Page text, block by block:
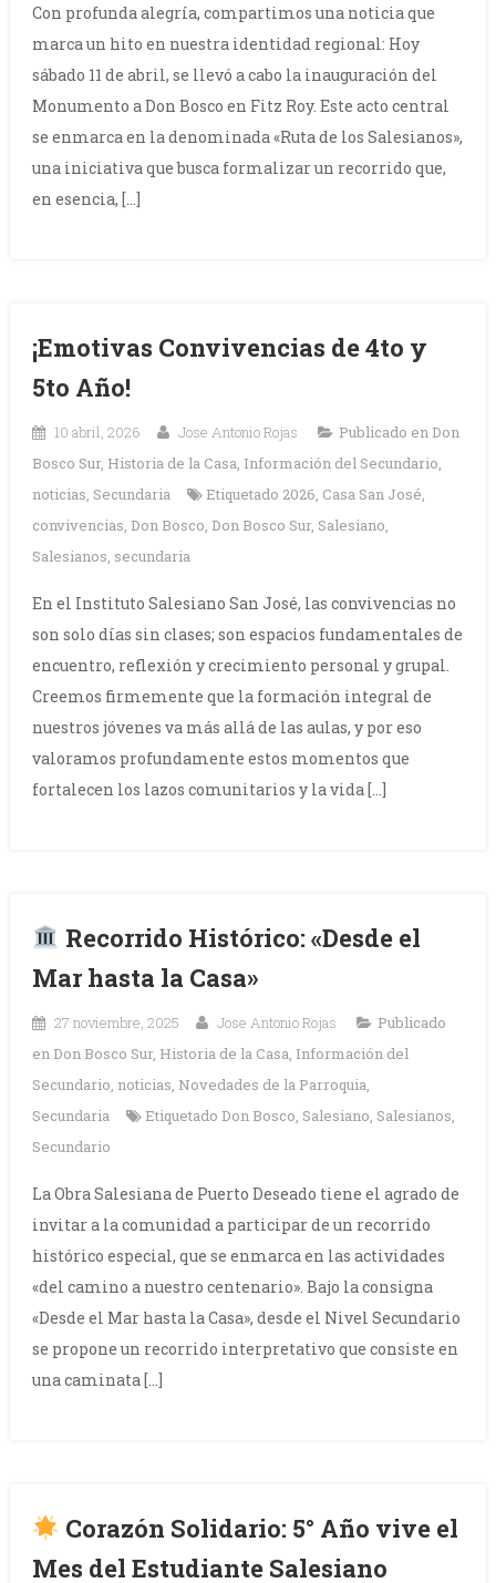
Con profunda alegría, compartimos una noticia que
marca un hito en nuestra identidad regional: Hoy
sábado 11 de abril, se llevó a cabo la inauguración del
Monumento a Don Bosco en Fitz Roy. Este acto central
se enmarca en la denominada «Ruta de los Salesianos»,
una iniciativa que busca formalizar un recorrido que,
en esencia, […]
¡Emotivas Convivencias de 4to y
5to Año!
10 abril, 2026 Jose Antonio Rojas Publicado en Don
Bosco Sur, Historia de la Casa, Información del Secundario,
noticias, Secundaria Etiquetado 2026, Casa San José,
convivencias, Don Bosco, Don Bosco Sur, Salesiano,
Salesianos, secundaria
En el Instituto Salesiano San José, las convivencias no
son solo días sin clases; son espacios fundamentales de
encuentro, reflexión y crecimiento personal y grupal.
Creemos firmemente que la formación integral de
nuestros jóvenes va más allá de las aulas, y por eso
valoramos profundamente estos momentos que
fortalecen los lazos comunitarios y la vida […]
Recorrido Histórico: «Desde el
Mar hasta la Casa»
27 noviembre, 2025 Jose Antonio Rojas
Publicado
en Don Bosco Sur, Historia de la Casa, Información del
Secundario, noticias, Novedades de la Parroquia,
Secundaria
Etiquetado Don Bosco, Salesiano, Salesianos,
Secundario
La Obra Salesiana de Puerto Deseado tiene el agrado de
invitar a la comunidad a participar de un recorrido
histórico especial, que se enmarca en las actividades
«del camino a nuestro centenario». Bajo la consigna
«Desde el Mar hasta la Casa», desde el Nivel Secundario
se propone un recorrido interpretativo que consiste en
una caminata […]
Corazón Solidario: 5° Año vive el
Mes del Estudiante Salesiano